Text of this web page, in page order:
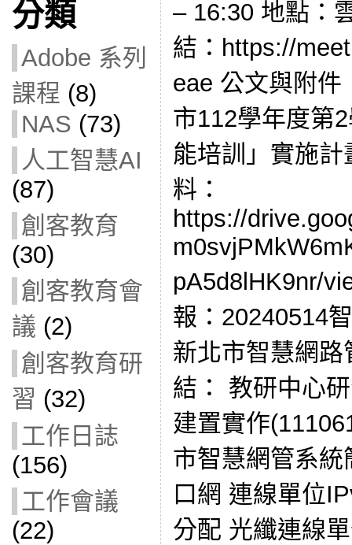
分類
Adobe 系列
課程 (8)
NAS (73)
人工智慧AI
(87)
創客教育
(30)
創客教育會
議 (2)
創客教育研
習 (32)
工作日誌
(156)
工作會議
(22)
– 16:30 地點：
結：https://
eae 公文與附件
市112學年度第
能培訓」實施
料：
https://
pA5d8lHK9nr/
報：20240514
新北市智慧網
結： 教研中心
建置實作
市智慧網管系
口網 連線單位
分配 光纖連線